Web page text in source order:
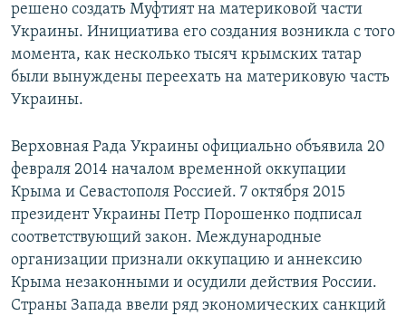
решено создать Муфтият на материковой части
Украины. Инициатива его создания возникла с того
момента, как несколько тысяч крымских татар
были вынуждены переехать на материковую часть
Украины.
Верховная Рада Украины официально объявила 20
февраля 2014 началом временной оккупации
Крыма и Севастополя Россией. 7 октября 2015
президент Украины Петр Порошенко подписал
соответствующий закон. Международные
организации признали оккупацию и аннексию
Крыма незаконными и осудили действия России.
Страны Запада ввели ряд экономических санкций